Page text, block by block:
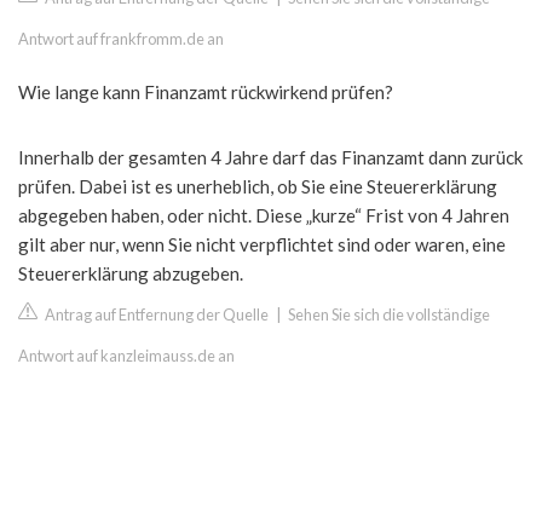
Antwort auf frankfromm.de an
Wie lange kann Finanzamt rückwirkend prüfen?
Innerhalb der gesamten 4 Jahre darf das Finanzamt dann zurück
prüfen. Dabei ist es unerheblich, ob Sie eine Steuererklärung
abgegeben haben, oder nicht. Diese „kurze“ Frist von 4 Jahren
gilt aber nur, wenn Sie nicht verpflichtet sind oder waren, eine
Steuererklärung abzugeben.
Antrag auf Entfernung der Quelle Sehen Sie sich die vollständige
Antwort auf kanzleimauss.de an